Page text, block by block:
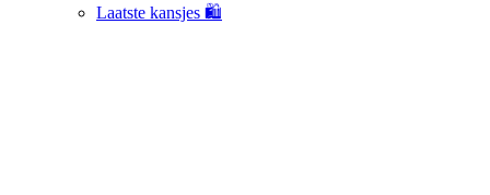
Laatste kansjes 🛍️